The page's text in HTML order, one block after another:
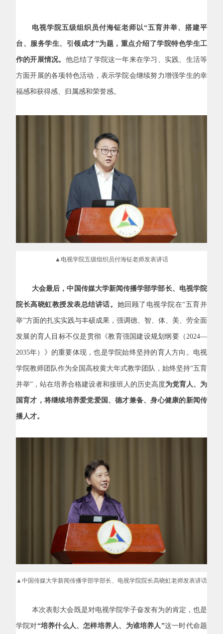
电视学院五级组织员付海钲老师以“五育并举、搭建平
台、服务学生、引领成才”为题，重点介绍了学院特色学生工
作的开展情况。 他总结了学院这一年来在学习、实践、生活等
方面开展的各项特色活动，表示学院会继续努力增强学生的幸
福感和获得感、归属感和荣誉感。
▲电视学院五级组织员付海钲老师发表讲话
大会最后，中国传媒大学新闻传播学部学部长、电视学院
院长高晓虹教授发表总结讲话。 她回顾了电视学院在“五育并
举”方面的扎实实践与丰硕成果，强调德、智、体、美、劳全面
发展的育人目标不仅是贯彻《教育强国建设规划纲要（ 2024—
2035年）》的重要体现，也是学院始终坚持的育人方向。电视
学院教师团队作为全国高校黄大年式教学团队，始终坚持“五育
并举”，站在培养合格建设者和接班人的历史高度为党育人、为
国育才，将继续培养爱党爱国、德才兼备、身心健康的新闻传
播人才。
▲中国传媒大学新闻传播学部学部长、电视学院院长高晓虹老师发表讲话
本次表彰大会既是对电视学院学子奋发有为的肯定，也是
学院对“培养什么人、怎样培养人、为谁培养人”这一时代命题